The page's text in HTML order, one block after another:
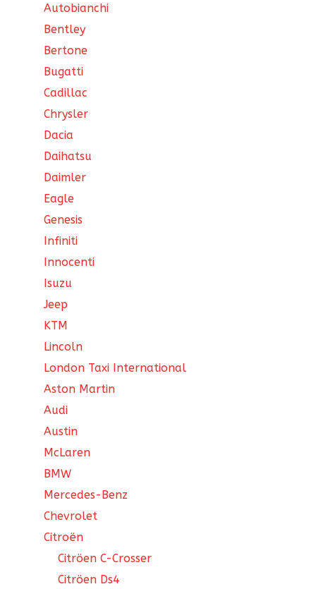
Autobianchi
Bentley
Bertone
Bugatti
Cadillac
Chrysler
Dacia
Daihatsu
Daimler
Eagle
Genesis
Infiniti
Innocenti
Isuzu
Jeep
KTM
Lincoln
London Taxi International
Aston Martin
Audi
Austin
McLaren
BMW
Mercedes-Benz
Chevrolet
Citroën
Citröen C-Crosser
Citröen Ds4